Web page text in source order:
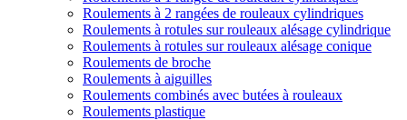
Roulements à 2 rangées de rouleaux cylindriques
Roulements à rotules sur rouleaux alésage cylindrique
Roulements à rotules sur rouleaux alésage conique
Roulements de broche
Roulements à aiguilles
Roulements combinés avec butées à rouleaux
Roulements plastique